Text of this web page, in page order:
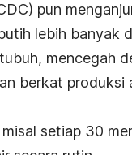
pun
lebih banyak
mencegah
berkat produksi
setiap 30